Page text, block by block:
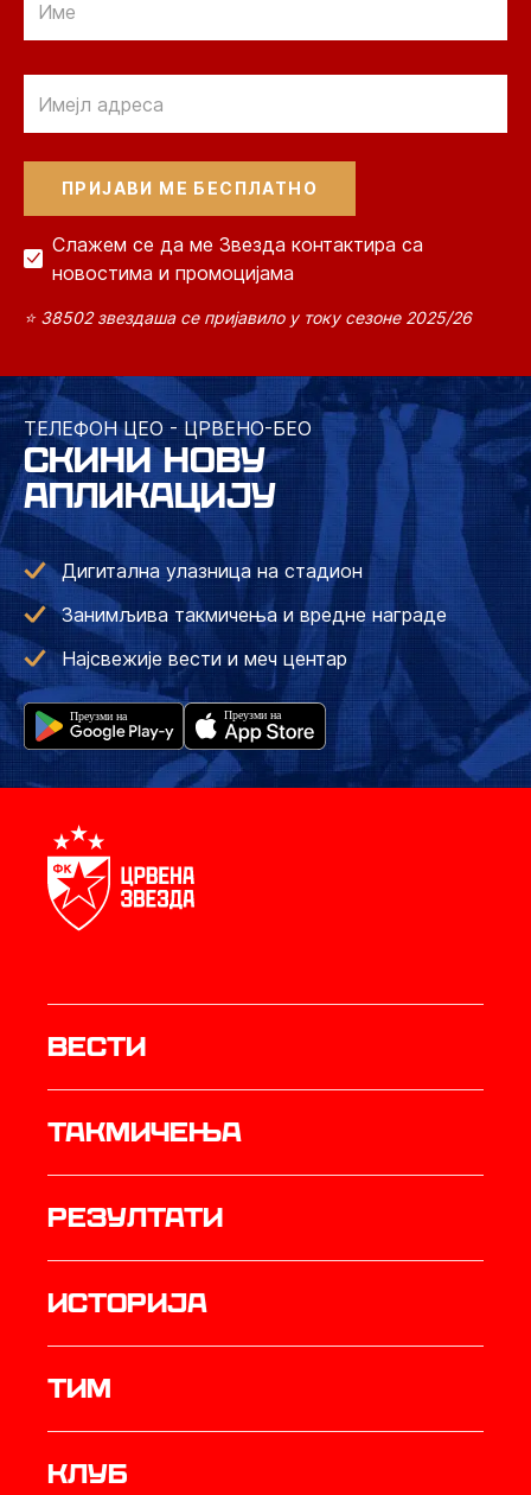
Слажем се да ме Звезда контактира са
новостима и промоцијама
⭐ 38502 звездаша се пријавило у току сезоне 2025/26
ТЕЛЕФОН ЦЕО - ЦРВЕНО-БЕО
СКИНИ НОВУ
АПЛИКАЦИЈУ
Дигитална улазница на стадион
Занимљива такмичења и вредне награде
Најсвежије вести и меч центар
Вести
Такмичења
резултати
историја
ТИМ
Клуб